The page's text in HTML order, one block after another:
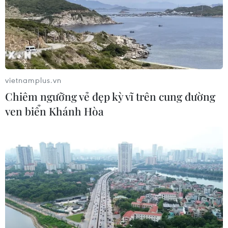
2030
06/08/2026 12:24
Tuyên Quang khẩn trương khắc
phục sạt lở trên các tuyến giao thông
06/08/2026 11:54
tăng quy mô đào tạo nhân lực chất
lượng cao
06/08/2026 11:43
Chiến dịch 500 ngày đêm:
Điện Biên hoàn thành gần 90% thu
vietnamplus.vn
Chiêm ngưỡng vẻ đẹp kỳ vĩ trên cung đường
ven biển Khánh Hòa